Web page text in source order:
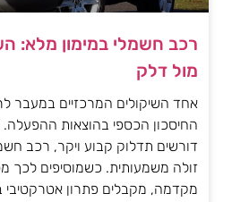
רכב חשמלי במימון מלא:
מול דלק
אחד השיקולים המרכזיים במעבר
החיסכון הכספי בהוצאות ההפעלה.
דורשים תדלוק קבוע ויקר, רכב
זולה משמעותית. כשמוסיפים לכך
מקדמה, מקבלים פתרון